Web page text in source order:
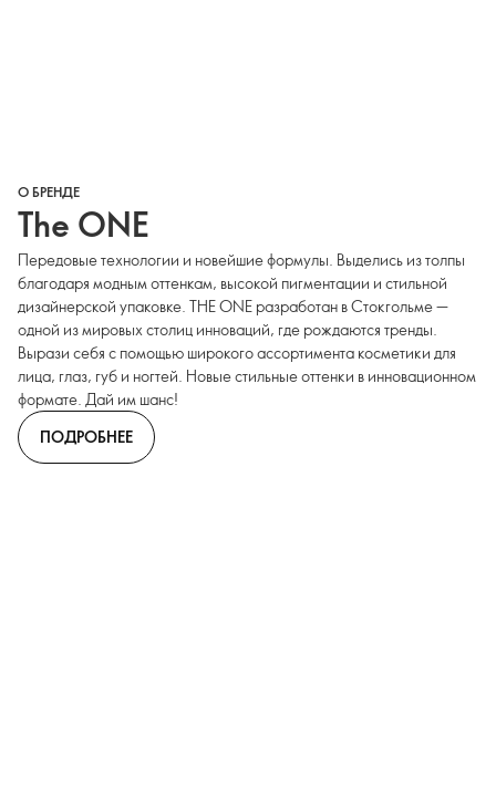
О БРЕНДЕ
The ONE
Передовые технологии и новейшие формулы. Выделись из толпы
благодаря модным оттенкам, высокой пигментации и стильной
дизайнерской упаковке. THE ONE разработан в Стокгольме —
одной из мировых столиц инноваций, где рождаются тренды.
Вырази себя с помощью широкого ассортимента косметики для
лица, глаз, губ и ногтей. Новые стильные оттенки в инновационном
формате. Дай им шанс!
ПОДРОБНЕЕ